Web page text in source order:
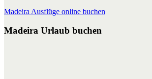
Madeira Ausflüge online buchen
Madeira Urlaub buchen